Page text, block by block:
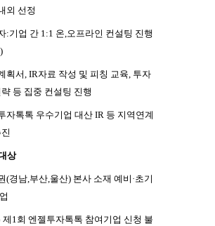
외 선정
:기업 간 1:1 온,오프라인 컨설팅 진행
획서, IR자료 작성 및 피칭 교육, 투자
등 집중 컨설팅 진행
자톡톡 우수기업 대산 IR 등 지역연계
상
(경남,부산,울산) 본사 소재 예비·초기
제1회 엔젤투자톡톡 참여기업 신청 불